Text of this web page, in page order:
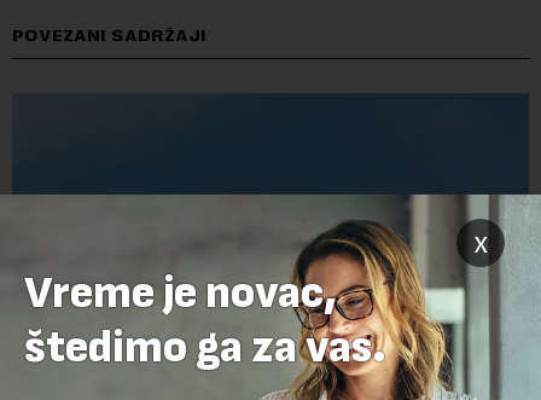
POVEZANI SADRŽAJI
x
Vreme je novac,
štedimo ga za vas.